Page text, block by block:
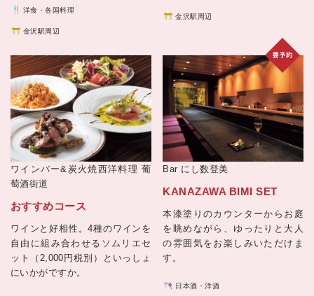
洋食・各国料理
金沢駅周辺
金沢駅周辺
ワインバー&炭火焼西洋料理 葡
萄酒街道
おすすめコース
ワインと好相性。4種のワインを
自由に組み合わせるソムリエセ
ット（2,000円税別）といっしょ
にいかがですか。
Bar にし数登美
KANAZAWA BIMI SET
本漆塗りのカウンターからお庭
を眺めながら、ゆったりと大人
の雰囲気をお楽しみいただけま
す。
日本酒・洋酒